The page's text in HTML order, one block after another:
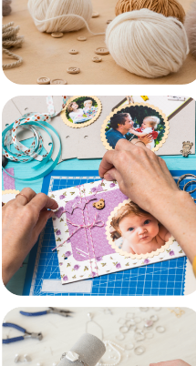
צמר לסריגה
עיצוב ומדבקות